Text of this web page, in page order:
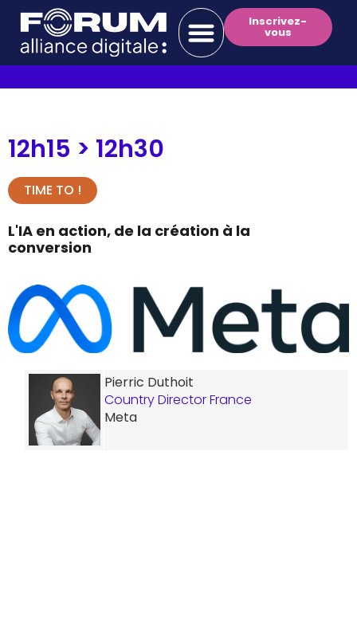
Inscrivez-
vous
12h15 > 12h30
TIME TO !
L'IA en action, de la création à la
conversion
Pierric Duthoit
Country Director France
Meta